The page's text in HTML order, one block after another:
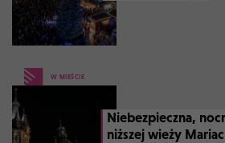
W MIEŚCIE
Niebezpieczna,
niższej wieży